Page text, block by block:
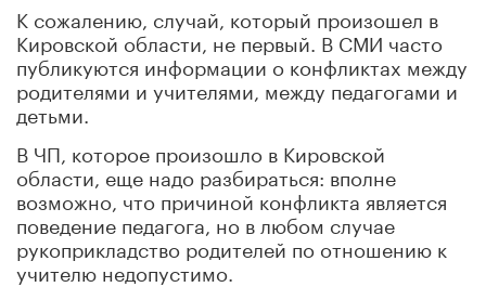
К сожалению, случай, который произошел в
Кировской области, не первый. В СМИ часто
публикуются информации о конфликтах между
родителями и учителями, между педагогами и
детьми.
В ЧП, которое произошло в Кировской
области, еще надо разбираться: вполне
возможно, что причиной конфликта является
поведение педагога, но в любом случае
рукоприкладство родителей по отношению к
учителю недопустимо.